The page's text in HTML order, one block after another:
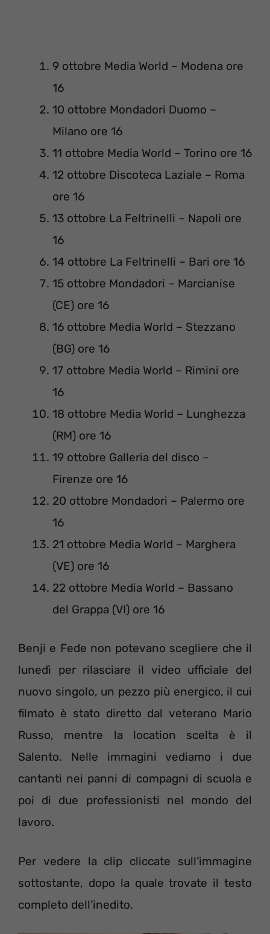
9 ottobre Media World – Modena ore
16
10 ottobre Mondadori Duomo –
Milano ore 16
11 ottobre Media World – Torino ore 16
12 ottobre Discoteca Laziale – Roma
ore 16
13 ottobre La Feltrinelli – Napoli ore
16
14 ottobre La Feltrinelli – Bari ore 16
15 ottobre Mondadori – Marcianise
(CE) ore 16
16 ottobre Media World – Stezzano
(BG) ore 16
17 ottobre Media World – Rimini ore
16
18 ottobre Media World – Lunghezza
(RM) ore 16
19 ottobre Galleria del disco –
Firenze ore 16
20 ottobre Mondadori – Palermo ore
16
21 ottobre Media World – Marghera
(VE) ore 16
22 ottobre Media World – Bassano
del Grappa (VI) ore 16
Benji e Fede non potevano scegliere che il
lunedì per rilasciare il video ufficiale del
nuovo singolo, un pezzo più energico, il cui
filmato è stato diretto dal veterano Mario
Russo, mentre la location scelta è il
Salento. Nelle immagini vediamo i due
cantanti nei panni di compagni di scuola e
poi di due professionisti nel mondo del
lavoro.
Per vedere la clip cliccate sull’immagine
sottostante, dopo la quale trovate il testo
completo dell’inedito.